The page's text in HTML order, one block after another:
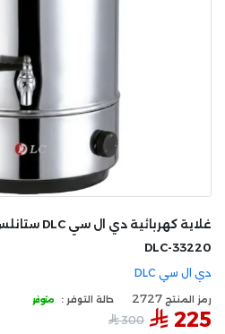
دي ال سي DLC
DLC-33220
رمز المنتج 2727 حالة التوفر : متوفر
225
300